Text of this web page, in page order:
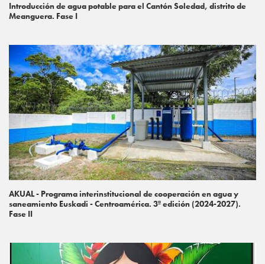
Introducción de agua potable para el Cantón Soledad, distrito de
Meanguera. Fase I
AKUAL - Programa interinstitucional de cooperación en agua y
saneamiento Euskadi - Centroamérica. 3ª edición (2024-2027).
Fase II